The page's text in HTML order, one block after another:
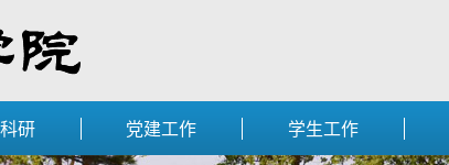
研 党建工作 学生工作